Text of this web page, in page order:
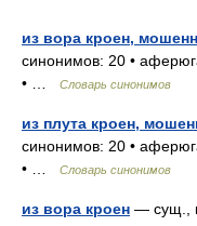
из вора кроен,
синонимов: 20 •
• …
Словарь синонимов
из плута кроен,
синонимов: 20 •
• …
Словарь синонимов
из вора кроен — сущ.,